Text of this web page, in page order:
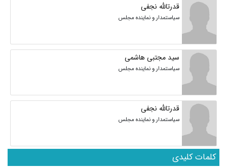
قدرتالله نجفی
سیاستمدار و نماینده مجلس
سید مجتبی هاشمی
سیاستمدار و نماینده مجلس
قدرتالله نجفی
سیاستمدار و نماینده مجلس
کلمات کلیدی